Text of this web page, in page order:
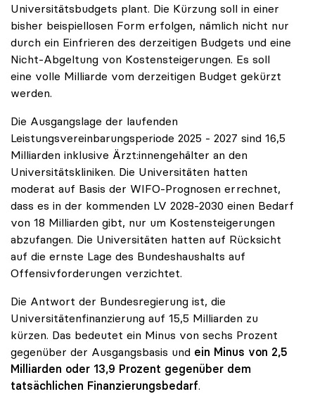
Universitätsbudgets plant. Die Kürzung soll in einer
bisher beispiellosen Form erfolgen, nämlich nicht nur
durch ein Einfrieren des derzeitigen Budgets und eine
Nicht-Abgeltung von Kostensteigerungen. Es soll
eine volle Milliarde vom derzeitigen Budget gekürzt
werden.
Die Ausgangslage der laufenden
Leistungsvereinbarungsperiode 2025 - 2027 sind 16,5
Milliarden inklusive Ärzt:innengehälter an den
Universitätskliniken. Die Universitäten hatten
moderat auf Basis der WIFO-Prognosen errechnet,
dass es in der kommenden LV 2028-2030 einen Bedarf
von 18 Milliarden gibt, nur um Kostensteigerungen
abzufangen. Die Universitäten hatten auf Rücksicht
auf die ernste Lage des Bundeshaushalts auf
Offensivforderungen verzichtet.
Die Antwort der Bundesregierung ist, die
Universitätenfinanzierung auf 15,5 Milliarden zu
kürzen. Das bedeutet ein Minus von sechs Prozent
gegenüber der Ausgangsbasis und ein Minus von 2,5
Milliarden oder 13,9 Prozent gegenüber dem
tatsächlichen Finanzierungsbedarf.